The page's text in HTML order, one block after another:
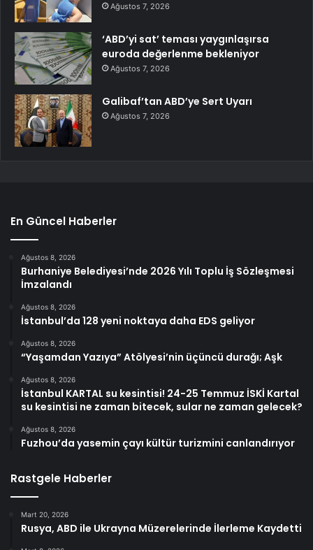
Ağustos 7, 2026
‘ABD’yi sat’ teması yaygınlaşırsa
euroda değerlenme bekleniyor
Ağustos 7, 2026
Galibaf’tan ABD’ye Sert Uyarı
Ağustos 7, 2026
En Güncel Haberler
Ağustos 8, 2026
Burhaniye Belediyesi’nde 2026 Yılı Toplu İş Sözleşmesi
İmzalandı
Ağustos 8, 2026
İstanbul’da 128 yeni noktaya daha EDS geliyor
Ağustos 8, 2026
“Yaşamdan Yazıya” Atölyesi’nin üçüncü durağı; Aşk
Ağustos 8, 2026
İstanbul KARTAL su kesintisi! 24-25 Temmuz İSKİ Kartal
su kesintisi ne zaman bitecek, sular ne zaman gelecek?
Ağustos 8, 2026
Fuzhou’da yasemin çayı kültür turizmini canlandırıyor
Rastgele Haberler
Mart 20, 2026
Rusya, ABD ile Ukrayna Müzerelerinde İlerleme Kaydetti